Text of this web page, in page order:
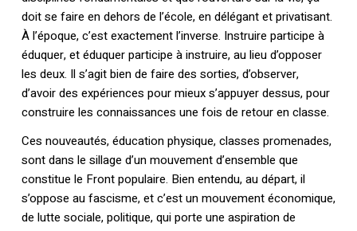
doit se faire en dehors de l’école, en délégant et privatisant.
À l’époque, c’est exactement l’inverse. Instruire participe à
éduquer, et éduquer participe à instruire, au lieu d’opposer
les deux. Il s’agit bien de faire des sorties, d’observer,
d’avoir des expériences pour mieux s’appuyer dessus, pour
construire les connaissances une fois de retour en classe.
Ces nouveautés, éducation physique, classes promenades,
sont dans le sillage d’un mouvement d’ensemble que
constitue le Front populaire. Bien entendu, au départ, il
s’oppose au fascisme, et c’est un mouvement économique,
de lutte sociale, politique, qui porte une aspiration de